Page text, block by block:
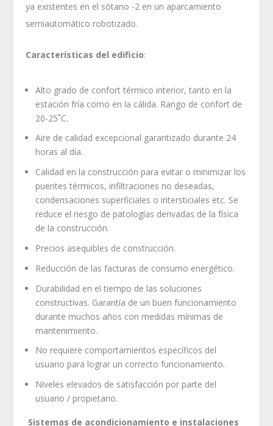
ya existentes en el sótano -2 en un aparcamiento
semiautomático robotizado.
Características del edificio:
Alto grado de confort térmico interior, tanto en la
estación fría como en la cálida. Rango de confort de
20-25˚C.
Aire de calidad excepcional garantizado durante 24
horas al día.
Calidad en la construcción para evitar o minimizar los
puentes térmicos, infiltraciones no deseadas,
condensaciones superficiales o intersticiales etc. Se
reduce el riesgo de patologías derivadas de la física
de la construcción.
Precios asequibles de construcción.
Reducción de las facturas de consumo energético.
Durabilidad en el tiempo de las soluciones
constructivas. Garantía de un buen funcionamiento
durante muchos años con medidas mínimas de
mantenimiento.
No requiere comportamientos específicos del
usuario para lograr un correcto funcionamiento.
Niveles elevados de satisfacción por parte del
usuario / propietario.
Sistemas de acondicionamiento e instalaciones